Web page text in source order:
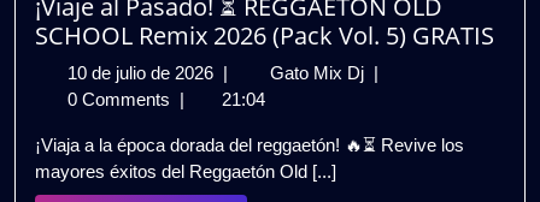
¡Viaje al Pasado! ⏳ REGGAETON OLD
SCHOOL Remix 2026 (Pack Vol. 5) GRATIS
10 de julio de 2026 10
de
de
2026
| Gato Mix Dj ¡Viaje
⏳
|
0 Comments | 21:04
¡Viaja a la época dorada del reggaetón! 🔥⏳ Revive los
mayores éxitos del Reggaetón Old [...]